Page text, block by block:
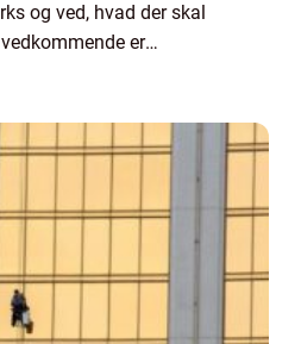
og ved, hvad der skal
er